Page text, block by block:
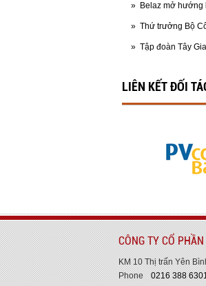
» Belaz mở hướng
» Thứ trưởng Bộ
» Tập đoàn Tây
LIÊN KẾT ĐỐI
CÔNG TY CỔ
KM 10 Thị trấn Yên
Phone 0216 388